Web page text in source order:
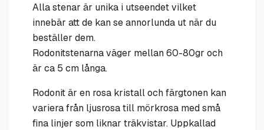
Alla stenar är unika i utseendet vilket
innebär att de kan se annorlunda ut när du
beställer dem.
Rodonitstenarna väger mellan 60-80gr och
är ca 5 cm långa.
Rodonit är en rosa kristall och färgtonen kan
variera från ljusrosa till mörkrosa med små
fina linjer som liknar träkvistar. Uppkallad